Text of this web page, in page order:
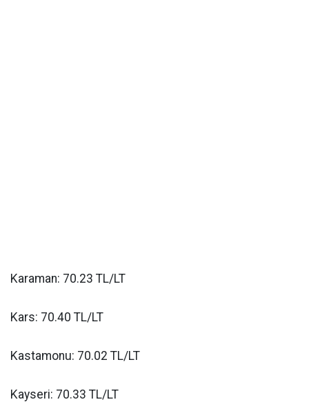
Karaman: 70.23 TL/LT
Kars: 70.40 TL/LT
Kastamonu: 70.02 TL/LT
Kayseri: 70.33 TL/LT